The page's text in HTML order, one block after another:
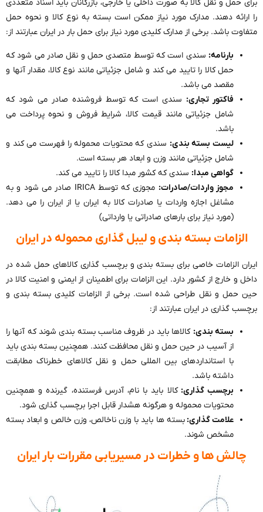
برای حمل و نقل کالا به صورت داخلی یا خارجی، بازرگانان باید اسناد متعددی
را ارائه دهند. مدارک مورد نیاز ممکن است بسته به نوع کالا و نحوه حمل
متفاوت باشد. برخی از مدارک کلیدی مورد نیاز برای حمل بار در ایران عبارتند از:
بارنامه: سندی است که توسط متصدی حمل و نقل صادر می شود که
حمل کالا را تایید می کند و شامل جزئیاتی مانند نوع کالا، مقدار آنها و
مقصد می باشد.
فاکتور تجاری: سندی است که توسط فروشنده صادر می شود که
شامل جزئیاتی مانند قیمت کالا، شرایط فروش و نحوه پرداخت می
باشد.
لیست بسته بندی: سندی که محتویات محموله را فهرست می کند و
شامل جزئیاتی مانند وزن و ابعاد هر بسته است.
گواهی مبدا: سندی که کشور مبدا کالا را تایید می کند.
مجوز واردات/صادرات:
مجوزی که توسط IRICA صادر می شود و به
مشاغل اجازه واردات یا صادرات کالا به ایران یا از ایران را می دهد.
(مورد نیاز برای بارهای صادراتی یا وارداتی)
الزامات بسته بندی و لیبل گذاری محموله در ایران
ایران الزامات خاصی برای بسته بندی و برچسب گذاری کالاهای حمل شده در
داخل و خارج از کشور دارد. این الزامات برای اطمینان از ایمنی و امنیت کالا در
حین حمل و نقل طراحی شده است. برخی از الزامات کلیدی بسته بندی و
برچسب گذاری در ایران عبارتند از:
بسته بندی: کالاها باید در ظروف مناسب بسته بندی شوند که آنها را
از آسیب در حین حمل و نقل محافظت کنند. همچنین بسته بندی باید
با استانداردهای بین المللی حمل و نقل کالاهای خطرناک مطابقت
داشته باشد.
برچسب گذاری:کالا باید با نام، آدرس فرستنده، گیرنده و همچنین
محتویات محموله و هرگونه هشدار قابل اجرا برچسب گذاری شود.
علامت گذاری:بسته ها باید با وزن ناخالص، وزن خالص و ابعاد بسته
مشخص شوند.
چالش ها و خطرات در مسیریابی مقررات بار ایران